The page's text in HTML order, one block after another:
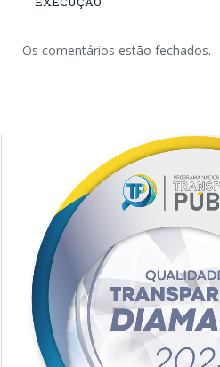
Os comentários estão fechados.